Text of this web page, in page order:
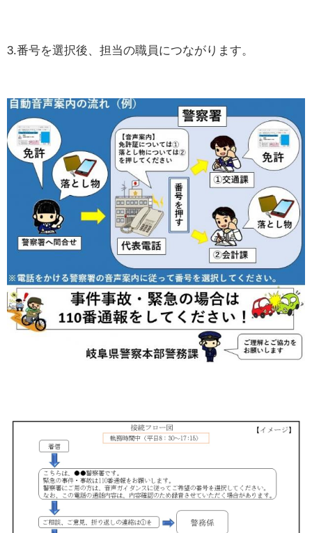
3.番号を選択後、担当の職員につながります。